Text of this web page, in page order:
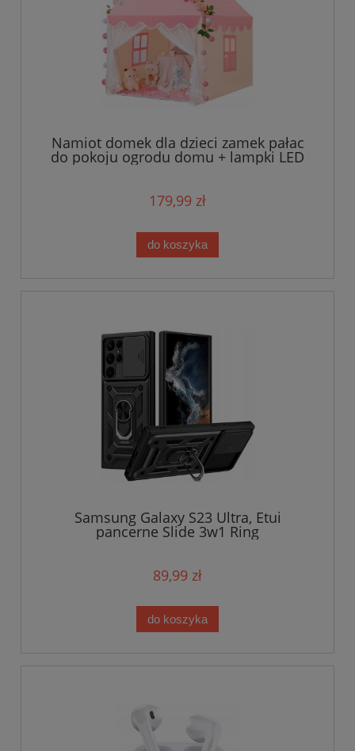
Namiot domek dla dzieci zamek pałac
do pokoju ogrodu domu + lampki LED
179,99 zł
do koszyka
Samsung Galaxy S23 Ultra, Etui
pancerne Slide 3w1 Ring
89,99 zł
do koszyka